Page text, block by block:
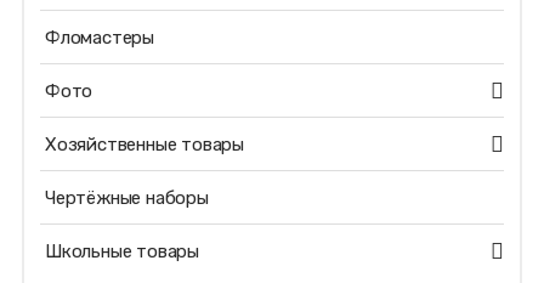
Фломастеры
Фото
Хозяйственные товары
Чертёжные наборы
Школьные товары